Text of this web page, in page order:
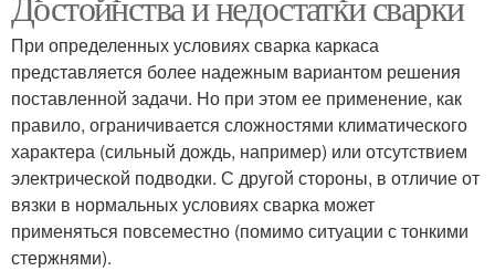
При определенных условиях сварка каркаса
представляется более надежным вариантом решения
поставленной задачи. Но при этом ее применение, как
правило, ограничивается сложностями климатического
характера (сильный дождь, например) или отсутствием
электрической подводки. С другой стороны, в отличие от
вязки в нормальных условиях сварка может
применяться повсеместно (помимо ситуации с тонкими
стержнями).